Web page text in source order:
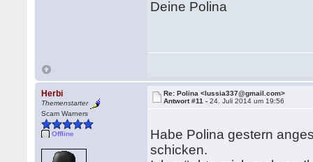
Deine Polina
Herbi
Themenstarter
Scam Warners
Offline
Re: Polina <lussia337@gmail.com>
Antwort #11 -24. Juli 2014 um 19:56
Habe Polina gestern
schicken.